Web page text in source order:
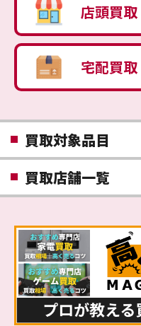
店頭買取
宅配買取
買取対象品目
買取店舗一覧